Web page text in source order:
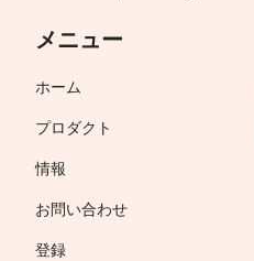
メニュー
ホーム
プロダクト
情報
お問い合わせ
登録